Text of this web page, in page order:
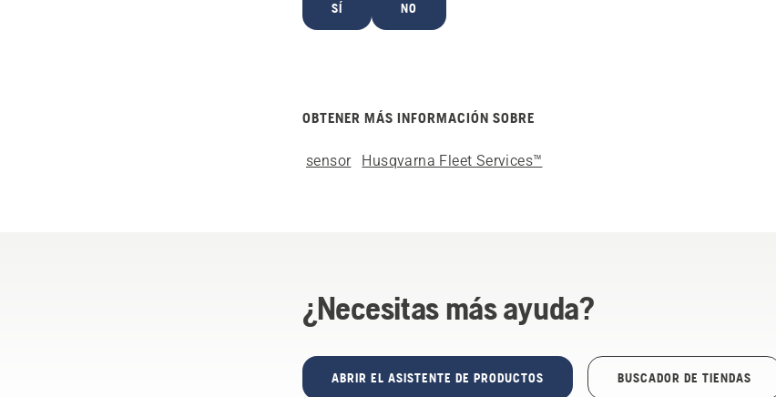
SÍ NO
OBTENER MÁS INFORMACIÓN SOBRE
sensor Husqvarna Fleet Services™
¿Necesitas más ayuda?
ABRIR EL ASISTENTE DE PRODUCTOS BUSCADOR DE TIENDAS